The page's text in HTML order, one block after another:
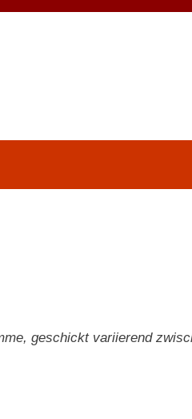
geschickt variierend